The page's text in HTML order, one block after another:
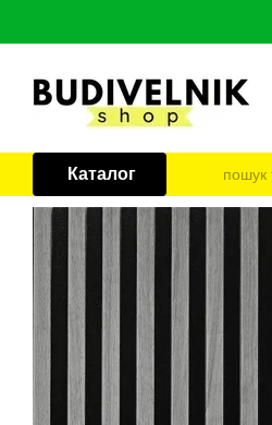
Каталог